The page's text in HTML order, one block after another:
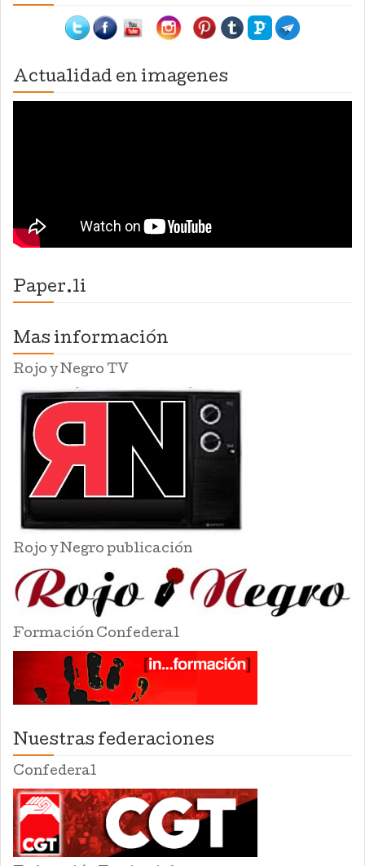
Actualidad en imagenes
Paper.li
Mas información
Rojo y Negro TV
Rojo y Negro publicación
Formación Confederal
Nuestras federaciones
Confederal